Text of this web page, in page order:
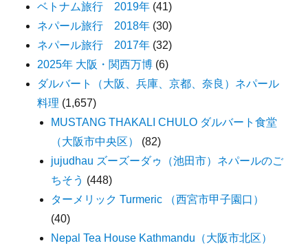
ベトナム旅行 2019年 (41)
ネパール旅行 2018年 (30)
ネパール旅行 2017年 (32)
2025年 大阪・関西万博 (6)
ダルバート（大阪、兵庫、京都、奈良）ネパール
料理 (1,657)
MUSTANG THAKALI CHULO ダルバート食堂
（大阪市中央区）
(82)
jujudhau ズーズーダゥ（池田市）ネパールのご
ちそう (448)
ターメリック Turmeric （西宮市甲子園口）
(40)
Nepal Tea House Kathmandu（大阪市北区）